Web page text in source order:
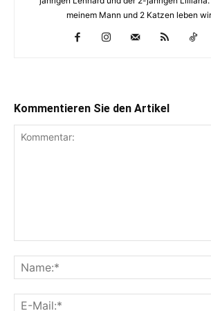
meinem Mann und 2 Katzen leben
Kommentieren Sie den Artikel